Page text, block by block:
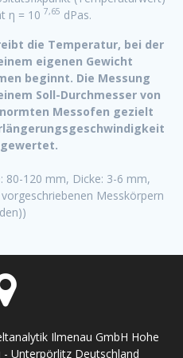
η = 10 7,65 dPas.
die Temperatur, bei der
eigenen Gewicht
beginnt. Die Messung
Soll-Durchmesser von
Messofen gezielt
80-120 mm, Dicke: 3-6 mm,
Messkörpern
Ilmenau GmbH Hohe
Unterpörlitz Deutschland